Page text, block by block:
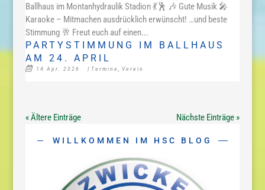
PARTYSTIMMUNG IM BALLHAUS
AM 24. APRIL
14 Apr. 2026 | Termine Verein
Ballhaus im Montanhydraulik Stadion 💃🕺 🎶 Gute Musik 🎤
Karaoke – Mitmachen ausdrücklich erwünscht! …und beste
Stimmung 🥂 Freut euch auf einen...
« Ältere Einträge Nächste Einträge »
WILLKOMMEN IM HSC BLOG